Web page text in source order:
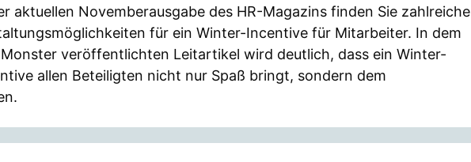
aktuellen Novemberausgabe des HR-Magazins finden Sie zahlreiche
für ein Winter-Incentive für Mitarbeiter. In dem
veröffentlichten Leitartikel wird deutlich, dass ein Winter-
allen Beteiligten nicht nur Spaß bringt, sondern dem